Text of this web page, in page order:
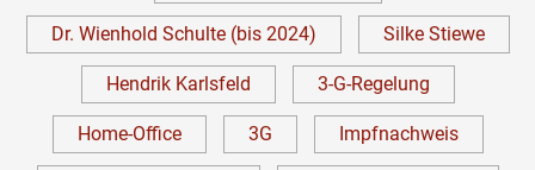
Dr. Wienhold Schulte (bis 2024) Silke Stiewe
Hendrik Karlsfeld 3-G-Regelung
Home-Office 3G Impfnachweis